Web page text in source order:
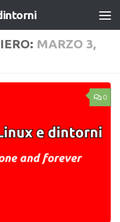
MARZO 3,
0